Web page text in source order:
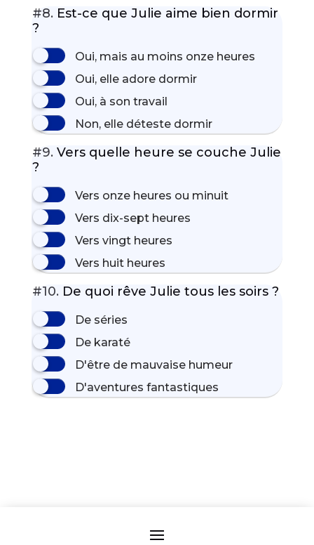
#8. Est-ce que Julie aime bien dormir
?
Oui, mais au moins onze heures
Oui, elle adore dormir
Oui, à son travail
Non, elle déteste dormir
#9. Vers quelle heure se couche Julie
?
Vers onze heures ou minuit
Vers dix-sept heures
Vers vingt heures
Vers huit heures
#10. De quoi rêve Julie tous les soirs ?
De séries
De karaté
D'être de mauvaise humeur
D'aventures fantastiques